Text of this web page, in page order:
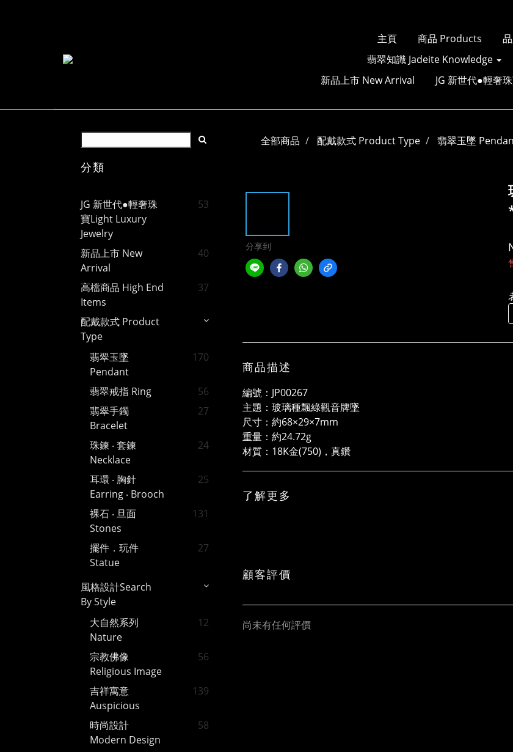
主頁 商品 Products
翡翠知識 Jadeite Knowledge
新品上市 New Arrival
JG 新世代●輕奢
分類
JG 新世代●輕奢珠
寶Light Luxury
Jewelry
53
新品上市 New
Arrival
40
高檔商品 High End
Items
37
配戴款式 Product
Type
翡翠玉墜
Pendant
170
翡翠戒指 Ring
56
翡翠手鐲
Bracelet
27
珠鍊 ‧ 套鍊
Necklace
24
耳環 ‧ 胸針
Earring ‧ Brooch
25
裸石 ‧ 旦面
Stones
131
擺件．玩件
Statue
27
風格設計Search
By Style
大自然系列
Nature
12
宗教佛像
Religious Image
56
吉祥寓意
Auspicious
139
時尚設計
Modern Design
58
全部商品 配戴款式 Product Type 翡翠玉墜
分享到
商品描述
編號：JP00267
主題：玻璃種飄綠觀音牌墜
尺寸：約68×29×7mm
重量：約24.72g
材質：18K金(750)，真鑽
了解更多
顧客評價
尚未有任何評價